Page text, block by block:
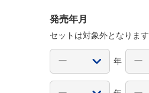
発売年月
セットは対象外となります
年